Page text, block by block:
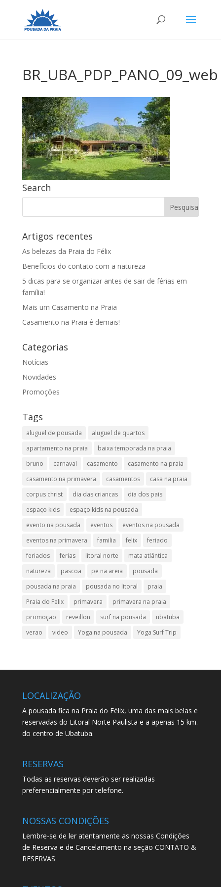
BR_UBA_PDP_PANO_09_web
Search
Artigos recentes
As belezas da Praia do Félix
Benefícios do contato com a natureza
5 dicas para se organizar antes de sair de férias em
família!
Mais um Casamento na Praia
Casamento na Praia é demais!
Categorias
Notícias
Novidades
Promoções
Tags
aluguel de pousada
aluguel de quartos
apartamento na praia
baixa temporada na praia
bruno
carnaval casamento
casamento na praia
casamento na primavera
casamentos
casa na praia
corpus christ
dia das criancas
dia dos pais
espaço kids
espaço kids na pousada
evento na pousada
eventos
eventos na pousada
eventos na primavera
familia felix
feriado
feriados
ferias litoral norte
mata atlântica
natureza
pascoa pe na areia
pousada
pousada na praia
pousada no litoral
praia
Praia do Felix
primavera
primavera na praia
promoção
reveillon surf na pousada
ubatuba
verao
video Yoga na pousada Yoga Surf Trip
LOCALIZAÇÃO
A pousada fica na Praia do Félix, uma das mais belas e
reservadas do Litoral Norte Paulista e a apenas 15 km.
do centro de Ubatuba.
RESERVAS
Todas as reservas deverão ser realizadas
preferencialmente por telefone.
NOSSAS CONDIÇÕES
Lembre-se de ler atentamente as nossas Condições
de Reserva e de Cancelamento na seção CONTATO &
RESERVAS